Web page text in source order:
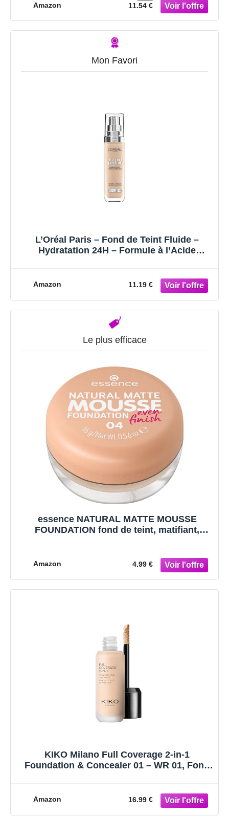
Amazon 11.54 €
Mon Favori
L’Oréal Paris – Fond de Teint Fluide –
Hydratation 24H – Formule à l’Acide
Amazon 11.19 €
Le plus efficace
essence NATURAL MATTE MOUSSE
FOUNDATION fond de teint, matifiant,
Amazon 4.99 €
KIKO Milano Full Coverage 2-in-1
Foundation & Concealer 01 – WR 01, Fond
Amazon 16.99 €